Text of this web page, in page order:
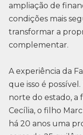
ampliação de
condições mais
transformar a
complementar.
A experiência da
que isso é
norte do estado, a
Cecília, o filho
há 20 anos uma